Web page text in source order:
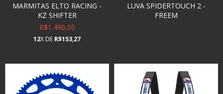
MARMITAS ELTO RACING -
KZ SHIFTER
R$1.490,00
12X DE R$153,27
LUVA SPIDERTOUCH 2 -
FREEM